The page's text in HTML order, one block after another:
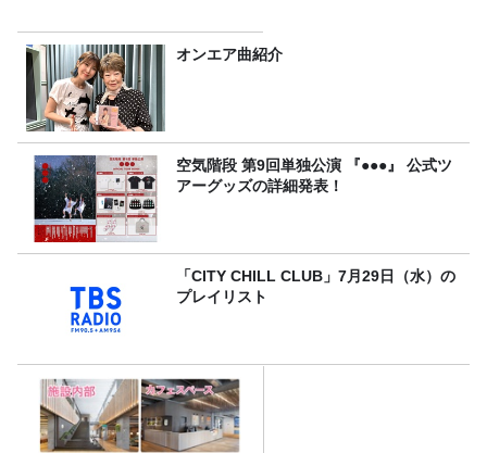
オンエア曲紹介
空気階段 第9回単独公演 『●●●』 公式ツ
アーグッズの詳細発表！
「CITY CHILL CLUB」7月29日（水）の
プレイリスト